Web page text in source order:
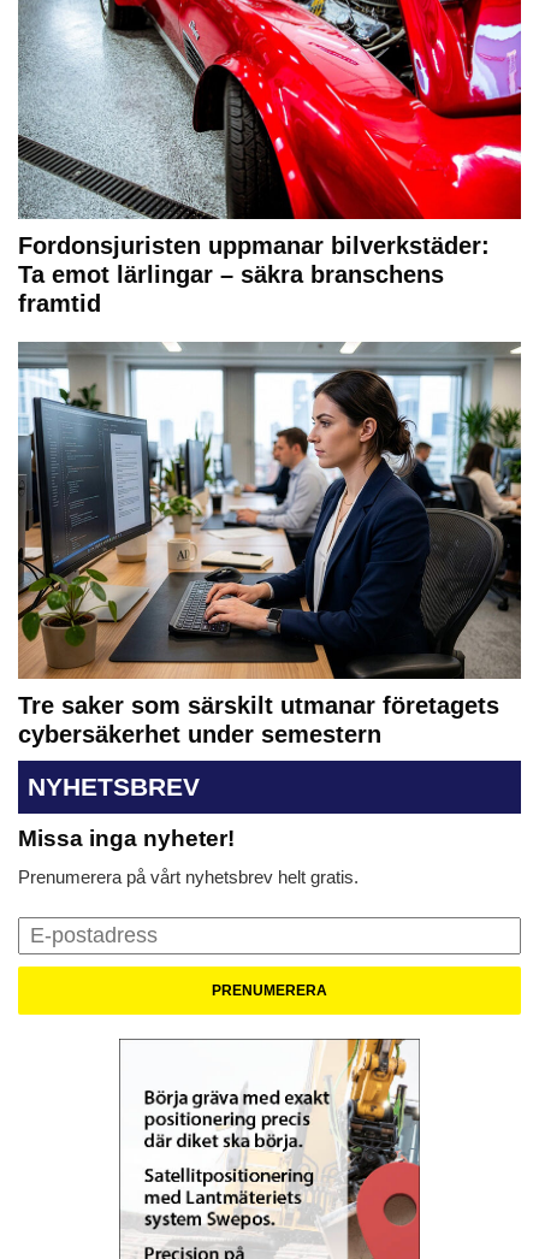
Fordonsjuristen uppmanar bilverkstäder:
Ta emot lärlingar – säkra branschens
framtid
Tre saker som särskilt utmanar företagets
cybersäkerhet under semestern
NYHETSBREV
Missa inga nyheter!
Prenumerera på vårt nyhetsbrev helt gratis.